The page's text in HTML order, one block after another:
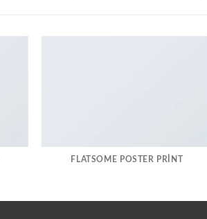
FLATSOME POSTER PRINT